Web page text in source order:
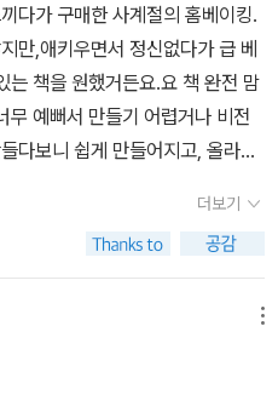
다가 구매한 사계절의 홈베이킹.
만,애키우면서 정신없다가 급 베
는 책을 원했거든요.요 책 완전 맘
무 예뻐서 만들기 어렵거나 비전
다보니 쉽게 만들어지고, 올라있
이야기들이 있어서 너무 좋답니
요.타르트/쿠키 반죽 만들기, 머
들이요..하나두고 오래오래 사용
로 만들 수도 있구요.그리고 만들
것들이라선물하기에도 좋을 듯
더보기